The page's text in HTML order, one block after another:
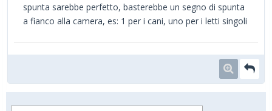
spunta sarebbe perfetto, basterebbe un segno di spunta
a fianco alla camera, es: 1 per i cani, uno per i letti singoli